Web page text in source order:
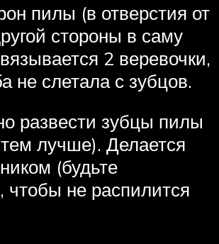
пилы (в отверстия от
стороны в саму
2 веревочки,
не слетала с зубцов.
развести зубцы пилы
лучше). Делается
(будьте
чтобы не распилится